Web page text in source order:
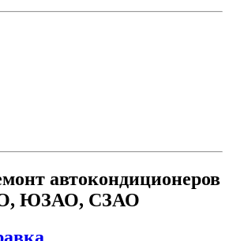
автокондиционеров
ЮЗАО, СЗАО